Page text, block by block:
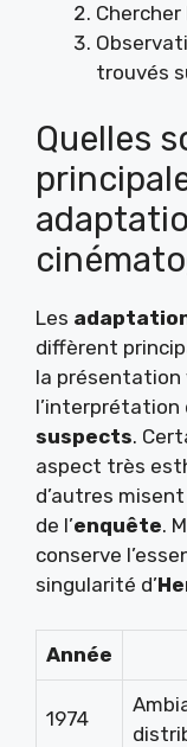
trouvés
Quelles
Les
diffèrent
la présentation
l’interprétation
suspects.
aspect très
d’autres
de l’enquête.
conserve
singularité d’
Année
1974